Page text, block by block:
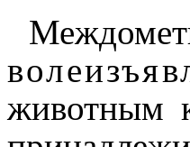
животным